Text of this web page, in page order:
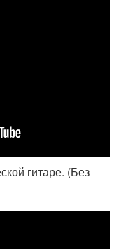
гитаре. (Без